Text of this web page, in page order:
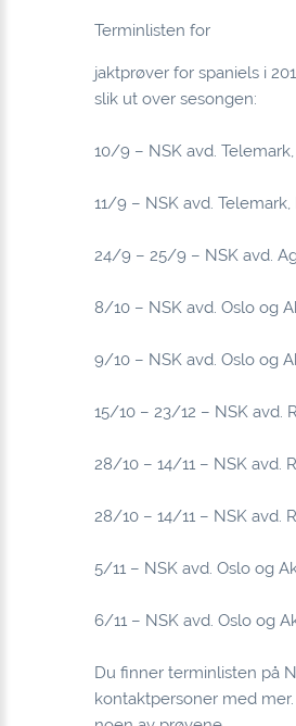
Terminlisten for
jaktprøver for spaniels i
slik ut over sesongen:
10/9 – NSK avd.
11/9 – NSK avd.
24/9 – 25/9 – NSK avd.
8/10 – NSK avd. Oslo og
9/10 – NSK avd. Oslo og
15/10 – 23/12 – NSK avd.
28/10 – 14/11 – NSK avd.
28/10 – 14/11 – NSK avd.
5/11 – NSK avd. Oslo og
6/11 – NSK avd. Oslo og
Du finner terminlisten på
kontaktpersoner med